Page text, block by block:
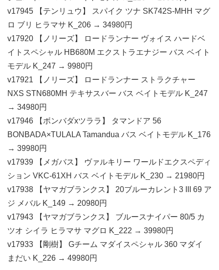
v17945 【テンリュウ】 スパイク ツナ SK742S-MHH マグ
ロ ブリ ヒラマサ K_206 → 34980円
v17920 【ノリーズ】 ロードランナー ヴォイス ハードベ
イトスペシャル HB680M エクストラエナジー バス ベイト
モデル K_247 → 9980円
v17921 【ノリーズ】 ロードランナー ストラクチャー
NXS STN680MH テキサスバー バス ベイトモデル K_247
→ 34980円
v17946 【ボンバダxツララ】 タマンドア 56
BONBADA×TULALA Tamandua バス ベイトモデル K_176
→ 39980円
v17939 【メガバス】 ヴァルキリー ワールドエクスペディ
ション VKC-61XH バス ベイトモデル K_230 → 21980円
v17938 【ヤマガブランクス】 20ブルーカレント3 III 69 ア
ジ メバル K_149 → 20980円
v17943 【ヤマガブランクス】 ブルースナイパー 80/5 カ
ツオ シイラ ヒラマサ マグロ K_222 → 39980円
v17933 【剛樹】 Gチーム マダイスペシャル 360 マダイ
まだい K_226 → 49980円